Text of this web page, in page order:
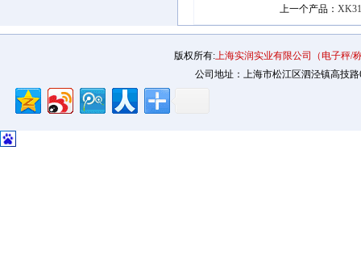
上一个产品：
版权所有:上海实润实业有限公司（电子秤/
公司地址：上海市松江区泗泾镇高技路